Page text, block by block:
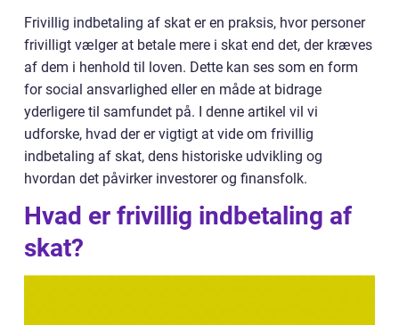
Frivillig indbetaling af skat er en praksis, hvor personer
frivilligt vælger at betale mere i skat end det, der kræves
af dem i henhold til loven. Dette kan ses som en form
for social ansvarlighed eller en måde at bidrage
yderligere til samfundet på. I denne artikel vil vi
udforske, hvad der er vigtigt at vide om frivillig
indbetaling af skat, dens historiske udvikling og
hvordan det påvirker investorer og finansfolk.
Hvad er frivillig indbetaling af
skat?